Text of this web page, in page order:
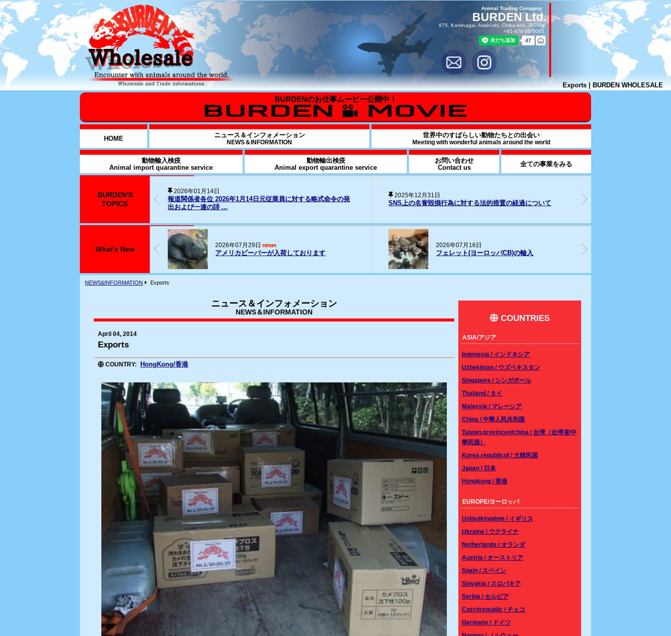
Animal Trading Company
BURDEN Ltd.
875, Kaminagai, Asahi-shi, Chiba-ken, JAPAN
+81-479-50-5065
Exports | BURDEN WHOLESALE
HOME ニュース＆インフォメーション
NEWS＆INFORMATION
世界中のすばらしい動物たちとの出会い
Meeting with wonderful animals around the world
動物輸入検疫
Animal import quarantine service
動物輸出検疫
Animal export quarantine service
お問い合わせ
Contact us
全ての事業をみる
BURDEN'S
TOPICS
年1月14日元従業員に対する略式命令の発
2025年12月31日
SNS上の名誉毀損行為に対する法的措置の経過について
2026年07月17日
Food & BEVARAGE事業部を解説
What's New
メリカビーバーが入荷しております
2026年07月16日
フェレット(ヨーロッパCB)の輸入
2026年05月28日
パームシベット(Southern line)CBベビーが入
荷しました。
NEWS&INFORMATION Exports
ニュース＆インフォメーション
NEWS＆INFORMATION
April 04, 2014
Exports
COUNTRY HongKong/香港
COUNTRIES
ASIA/アジア
Indonesia / インドネシア
Uzbekistan / ウズベキスタン
Singapore / シンガポール
Thailand / タイ
Malaysia / マレーシア
China / 中華人民共和国
Taiwan,provinceofchina / 台湾（台湾省/中
華民国）
Korea,republicof / 大韓民国
Japan / 日本
Hongkong / 香港
EUROPE/ヨーロッパ
Unitedkingdom / イギリス
Ukraine / ウクライナ
Netherlands / オランダ
Austria / オーストリア
Spain / スペイン
Slovakia / スロバキア
Serbia / セルビア
Czechrepublic / チェコ
Germany / ドイツ